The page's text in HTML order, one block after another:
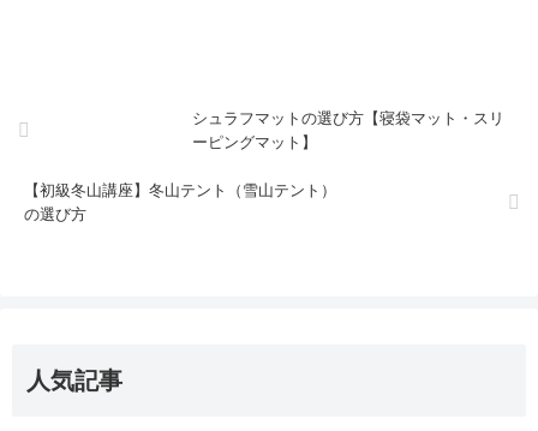
シュラフマットの選び方【寝袋マット・スリ
ーピングマット】
【初級冬山講座】冬山テント（雪山テント）
の選び方
人気記事